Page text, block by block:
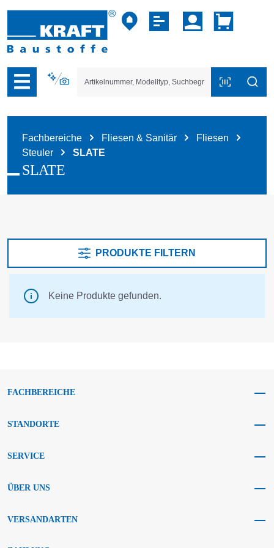
der B2B-Plattform springen
Fachbereiche Fliesen & Sanitär
Fliesen
Steuler
SLATE
SLATE
PRODUKTE FILTERN
Keine Produkte gefunden.
FACHBEREICHE
STANDORTE
SERVICE
ÜBER UNS
VERSANDARTEN